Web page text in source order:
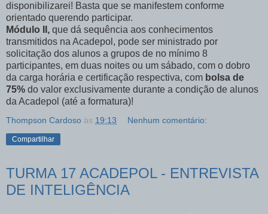
disponibilizarei! Basta que se manifestem conforme
orientado querendo participar.
Módulo II, que dá sequência aos conhecimentos
transmitidos na Acadepol, pode ser ministrado por
solicitação dos alunos a grupos de no mínimo 8
participantes, em duas noites ou um sábado, com o dobro
da carga horária e certificação respectiva, com bolsa de
75% do valor exclusivamente durante a condição de alunos
da Acadepol (até a formatura)!
Thompson Cardoso às 19:13 Nenhum comentário:
Compartilhar
TURMA 17 ACADEPOL - ENTREVISTA
DE INTELIGÊNCIA